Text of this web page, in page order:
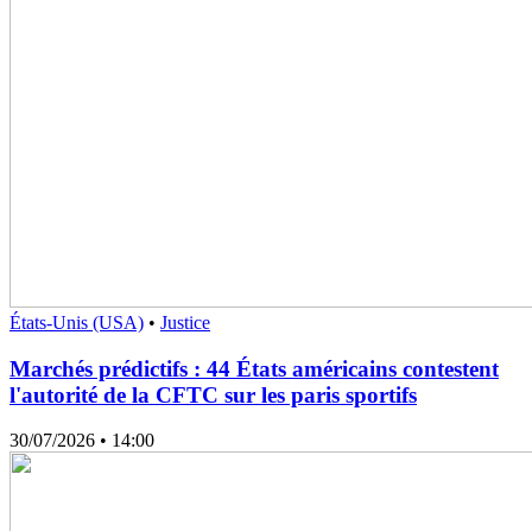
États-Unis (USA) • Justice
Marchés prédictifs : 44 États américains contestent
l'autorité de la CFTC sur les paris sportifs
30/07/2026 • 14:00